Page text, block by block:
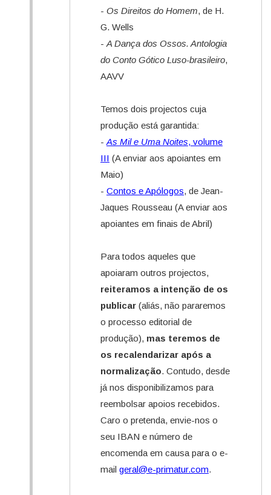
- Os Direitos do Homem, de H.
G. Wells
- A Dança dos Ossos. Antologia
do Conto Gótico Luso-brasileiro,
AAVV
Temos dois projectos cuja
produção está garantida:
- As Mil e Uma Noites, volume
III (A enviar aos apoiantes em
Maio)
- Contos e Apólogos, de Jean-
Jaques Rousseau (A enviar aos
apoiantes em finais de Abril)
Para todos aqueles que
apoiaram outros projectos,
reiteramos a intenção de os
publicar (aliás, não pararemos
o processo editorial de
produção), mas teremos de
os recalendarizar após a
normalização. Contudo, desde
já nos disponibilizamos para
reembolsar apoios recebidos.
Caro o pretenda, envie-nos o
seu IBAN e número de
encomenda em causa para o e-
mail geral@e-primatur.com.